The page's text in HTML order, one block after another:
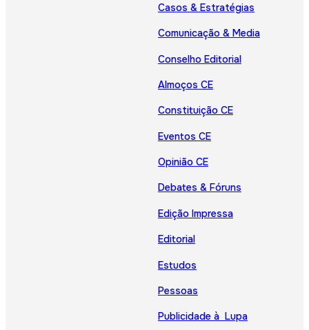
Casos & Estratégias
Comunicação & Media
Conselho Editorial
Almoços CE
Constituição CE
Eventos CE
Opinião CE
Debates & Fóruns
Edição Impressa
Editorial
Estudos
Pessoas
Publicidade à Lupa